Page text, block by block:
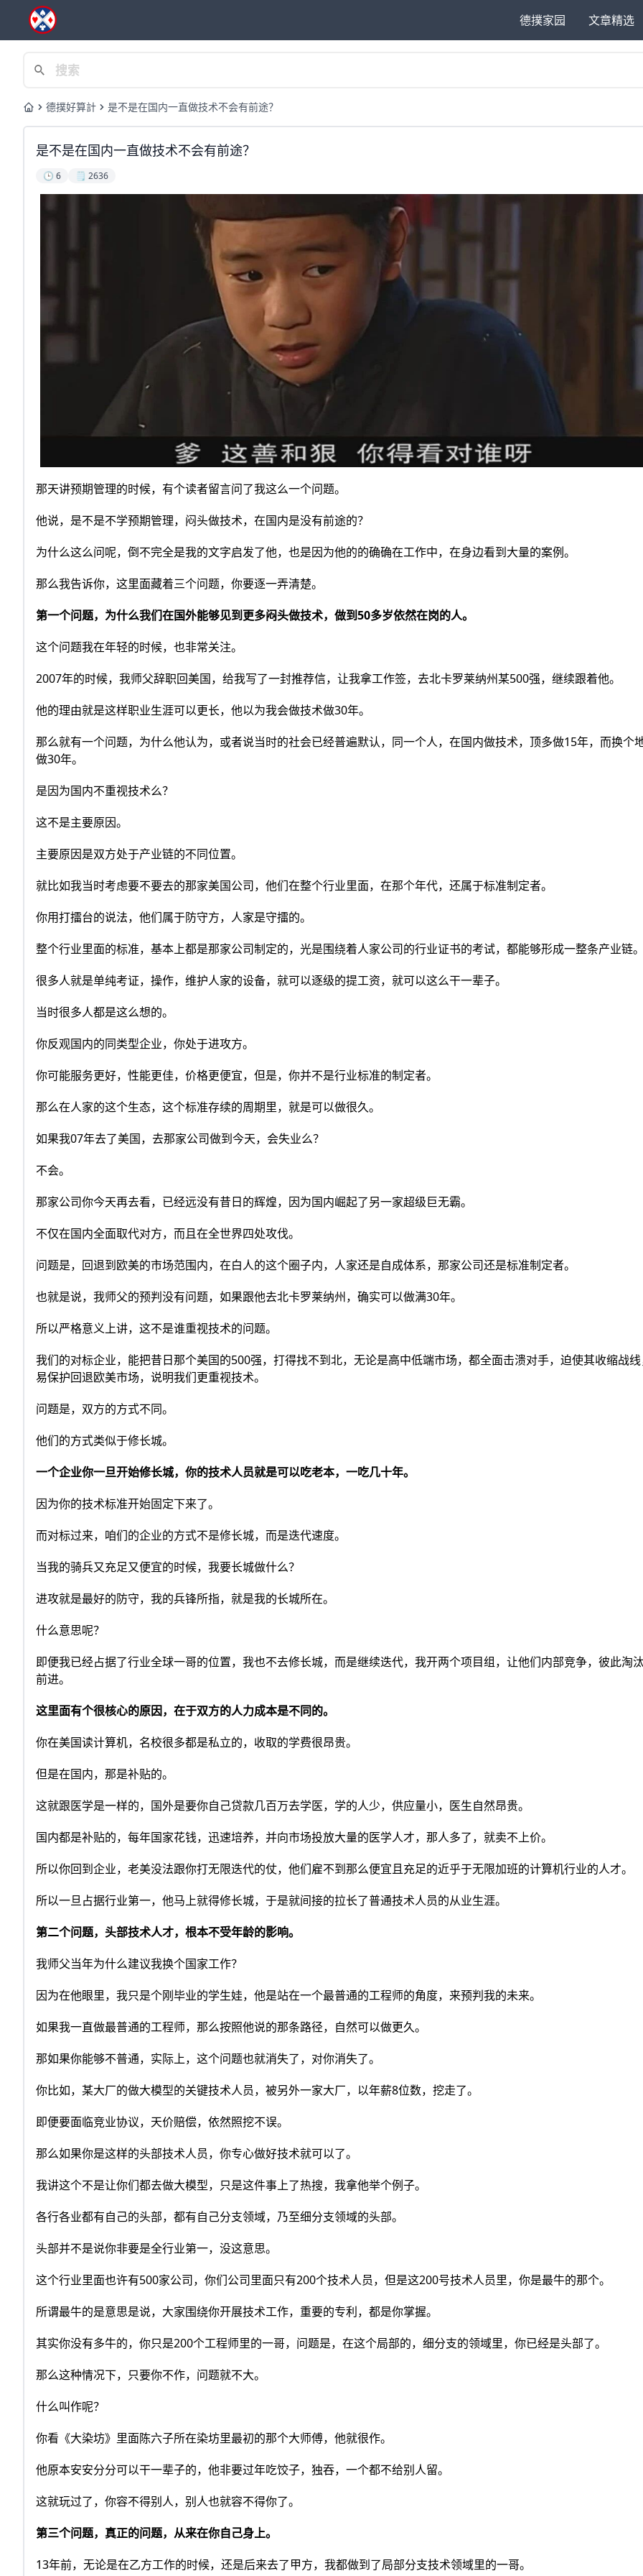
德撲家园 文章精选
Home德撲好算計 是不是在国内一直做技术不会有前途？
是不是在国内一直做技术不会有前途？
🕒 6 🗒️ 2636
那天讲预期管理的时候，有个读者留言问了我这么一个问题。
他说，是不是不学预期管理，闷头做技术，在国内是没有前途的？
为什么这么问呢，倒不完全是我的文字启发了他，也是因为他的的确确在工作中，在身边看到大量的案例。
那么我告诉你，这里面藏着三个问题，你要逐一弄清楚。
第一个问题，为什么我们在国外能够见到更多闷头做技术，做到50多岁依然在岗的人。
这个问题我在年轻的时候，也非常关注。
2007年的时候，我师父辞职回美国，给我写了一封推荐信，让我拿工作签，去北卡罗莱纳州某500强，继续跟着他。
他的理由就是这样职业生涯可以更长，他以为我会做技术做30年。
那么就有一个问题，为什么他认为，或者说当时的社会已经普遍默认，同一个人，在国内做技术，顶多做15年，而换个
做30年。
是因为国内不重视技术么？
这不是主要原因。
主要原因是双方处于产业链的不同位置。
就比如我当时考虑要不要去的那家美国公司，他们在整个行业里面，在那个年代，还属于标准制定者。
你用打擂台的说法，他们属于防守方，人家是守擂的。
整个行业里面的标准，基本上都是那家公司制定的，光是围绕着人家公司的行业证书的考试，都能够形成一整条产业链
很多人就是单纯考证，操作，维护人家的设备，就可以逐级的提工资，就可以这么干一辈子。
当时很多人都是这么想的。
你反观国内的同类型企业，你处于进攻方。
你可能服务更好，性能更佳，价格更便宜，但是，你并不是行业标准的制定者。
那么在人家的这个生态，这个标准存续的周期里，就是可以做很久。
如果我07年去了美国，去那家公司做到今天，会失业么？
不会。
那家公司你今天再去看，已经远没有昔日的辉煌，因为国内崛起了另一家超级巨无霸。
不仅在国内全面取代对方，而且在全世界四处攻伐。
问题是，回退到欧美的市场范围内，在白人的这个圈子内，人家还是自成体系，那家公司还是标准制定者。
也就是说，我师父的预判没有问题，如果跟他去北卡罗莱纳州，确实可以做满30年。
所以严格意义上讲，这不是谁重视技术的问题。
我们的对标企业，能把昔日那个美国的500强，打得找不到北，无论是高中低端市场，都全面击溃对手，迫使其收缩战
易保护回退欧美市场，说明我们更重视技术。
问题是，双方的方式不同。
他们的方式类似于修长城。
一个企业你一旦开始修长城，你的技术人员就是可以吃老本，一吃几十年。
因为你的技术标准开始固定下来了。
而对标过来，咱们的企业的方式不是修长城，而是迭代速度。
当我的骑兵又充足又便宜的时候，我要长城做什么？
进攻就是最好的防守，我的兵锋所指，就是我的长城所在。
什么意思呢？
即便我已经占据了行业全球一哥的位置，我也不去修长城，而是继续迭代，我开两个项目组，让他们内部竞争，彼此淘
前进。
这里面有个很核心的原因，在于双方的人力成本是不同的。
你在美国读计算机，名校很多都是私立的，收取的学费很昂贵。
但是在国内，那是补贴的。
这就跟医学是一样的，国外是要你自己贷款几百万去学医，学的人少，供应量小，医生自然昂贵。
国内都是补贴的，每年国家花钱，迅速培养，并向市场投放大量的医学人才，那人多了，就卖不上价。
所以你回到企业，老美没法跟你打无限迭代的仗，他们雇不到那么便宜且充足的近乎于无限加班的计算机行业的人才。
所以一旦占据行业第一，他马上就得修长城，于是就间接的拉长了普通技术人员的从业生涯。
第二个问题，头部技术人才，根本不受年龄的影响。
我师父当年为什么建议我换个国家工作？
因为在他眼里，我只是个刚毕业的学生娃，他是站在一个最普通的工程师的角度，来预判我的未来。
如果我一直做最普通的工程师，那么按照他说的那条路径，自然可以做更久。
那如果你能够不普通，实际上，这个问题也就消失了，对你消失了。
你比如，某大厂的做大模型的关键技术人员，被另外一家大厂，以年薪8位数，挖走了。
即便要面临竞业协议，天价赔偿，依然照挖不误。
那么如果你是这样的头部技术人员，你专心做好技术就可以了。
我讲这个不是让你们都去做大模型，只是这件事上了热搜，我拿他举个例子。
各行各业都有自己的头部，都有自己分支领域，乃至细分支领域的头部。
头部并不是说你非要是全行业第一，没这意思。
这个行业里面也许有500家公司，你们公司里面只有200个技术人员，但是这200号技术人员里，你是最牛的那个。
所谓最牛的是意思是说，大家围绕你开展技术工作，重要的专利，都是你掌握。
其实你没有多牛的，你只是200个工程师里的一哥，问题是，在这个局部的，细分支的领域里，你已经是头部了。
那么这种情况下，只要你不作，问题就不大。
什么叫作呢？
你看《大染坊》里面陈六子所在染坊里最初的那个大师傅，他就很作。
他原本安安分分可以干一辈子的，他非要过年吃饺子，独吞，一个都不给别人留。
这就玩过了，你容不得别人，别人也就容不得你了。
第三个问题，真正的问题，从来在你自己身上。
13年前，无论是在乙方工作的时候，还是后来去了甲方，我都做到了局部分支技术领域里的一哥。